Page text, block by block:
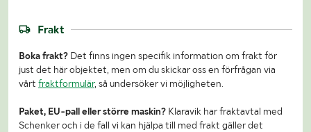
Frakt
Boka frakt? Det finns ingen specifik information om frakt för
just det här objektet, men om du skickar oss en förfrågan via
vårt fraktformulär, så undersöker vi möjligheten.
Paket, EU-pall eller större maskin? Klaravik har fraktavtal med
Schenker och i de fall vi kan hjälpa till med frakt gäller det